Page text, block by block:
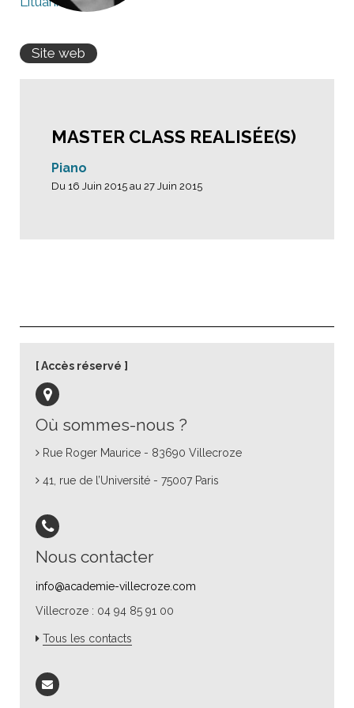
Site web
MASTER CLASS REALISÉE(S)
Piano
Du 16 Juin 2015 au 27 Juin 2015
Où sommes-nous ?
Rue Roger Maurice - 83690 Villecroze
41, rue de l’Université - 75007 Paris
Nous contacter
info@academie-villecroze.com
Villecroze : 04 94 85 91 00
Tous les contacts
Accès réservé